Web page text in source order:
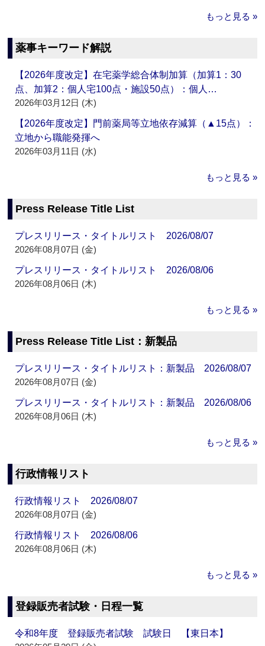
もっと見る »
薬事キーワード解説
【2026年度改定】在宅薬学総合体制加算（加算1：30
点、加算2：個人宅100点・施設50点）：個人…
2026年03月12日 (木)
【2026年度改定】門前薬局等立地依存減算（▲15点）：
立地から職能発揮へ
2026年03月11日 (水)
もっと見る »
Press Release Title List
プレスリリース・タイトルリスト 2026/08/07
2026年08月07日 (金)
プレスリリース・タイトルリスト 2026/08/06
2026年08月06日 (木)
もっと見る »
Press Release Title List：新製品
プレスリリース・タイトルリスト：新製品 2026/08/07
2026年08月07日 (金)
プレスリリース・タイトルリスト：新製品 2026/08/06
2026年08月06日 (木)
もっと見る »
行政情報リスト
行政情報リスト 2026/08/07
2026年08月07日 (金)
行政情報リスト 2026/08/06
2026年08月06日 (木)
もっと見る »
登録販売者試験・日程一覧
令和8年度 登録販売者試験 試験日 【東日本】